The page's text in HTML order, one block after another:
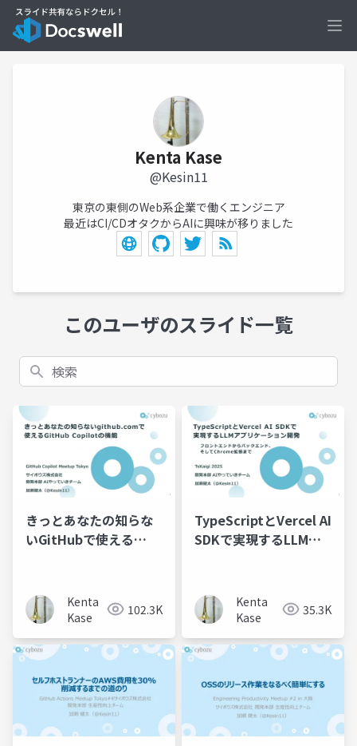
Kenta Kase
@Kesin11
東京の東側のWeb系企業で働くエンジニア
最近はCI/CDオタクからAIに興味が移りました
このユーザのスライド一覧
検索
きっとあなたの知らな
いGitHubで使える
Kenta
Kase
102.3K
TypeScriptとVercel AI
SDKで実現するLLMア
ックエンド、そして
Chrome拡張まで
Kenta
Kase
35.3K